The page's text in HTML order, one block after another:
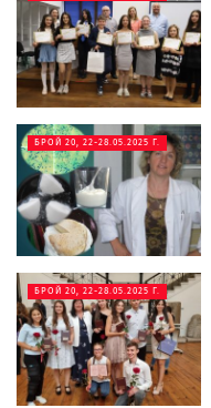
БРОЙ 20, 22-28.05.2025 Г.
БРОЙ 20, 22-28.05.2025 Г.